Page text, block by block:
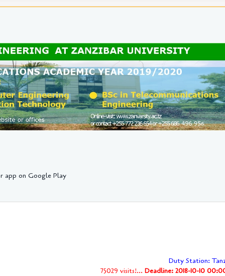
app on Google Play
Duty Station:
75029 visits!... Deadline: 2018-10-10